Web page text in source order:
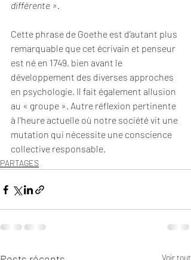
différente ».
Cette phrase de Goethe est d’autant plus
remarquable que cet écrivain et penseur
est né en 1749, bien avant le
développement des diverses approches
en psychologie. Il fait également allusion
au « groupe ». Autre réflexion pertinente
à l’heure actuelle où notre société vit une
mutation qui nécessite une conscience
collective responsable.
PARTAGES
Voir tout